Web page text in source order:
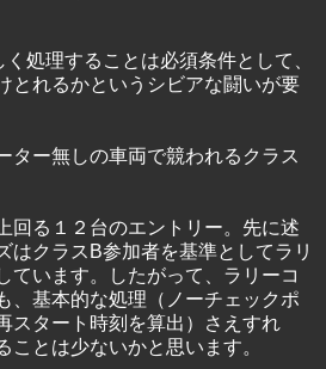
処理することは必須条件として、
とれるかというシビアな闘いが要
ター無しの車両で競われるクラス
回る１２台のエントリー。先に述
はクラスB参加者を基準としてラリ
ています。したがって、ラリーコ
、基本的な処理（ノーチェックポ
スタート時刻を算出）さえすれ
ことは少ないかと思います。